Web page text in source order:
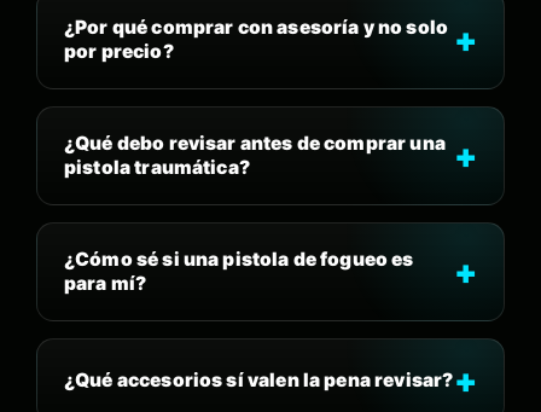
¿Por qué comprar con asesoría y no solo
por precio?
¿Qué debo revisar antes de comprar una
pistola traumática?
¿Cómo sé si una pistola de fogueo es
para mí?
¿Qué accesorios sí valen la pena revisar?